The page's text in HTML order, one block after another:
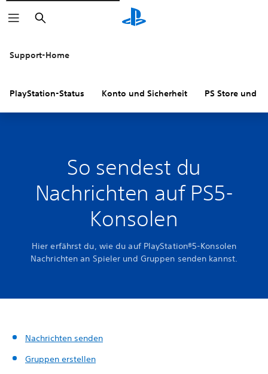
Suchen
Support-Home
PlayStation-Status Konto und Sicherheit PS Store und
So sendest du
Nachrichten auf PS5-
Konsolen
Hier erfährst du, wie du auf PlayStation®5-Konsolen
Nachrichten an Spieler und Gruppen senden kannst.
Nachrichten senden
Gruppen erstellen